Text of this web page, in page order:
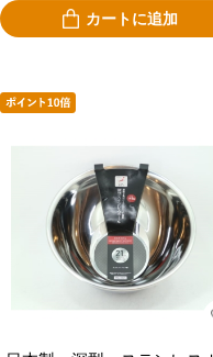
カートに追加